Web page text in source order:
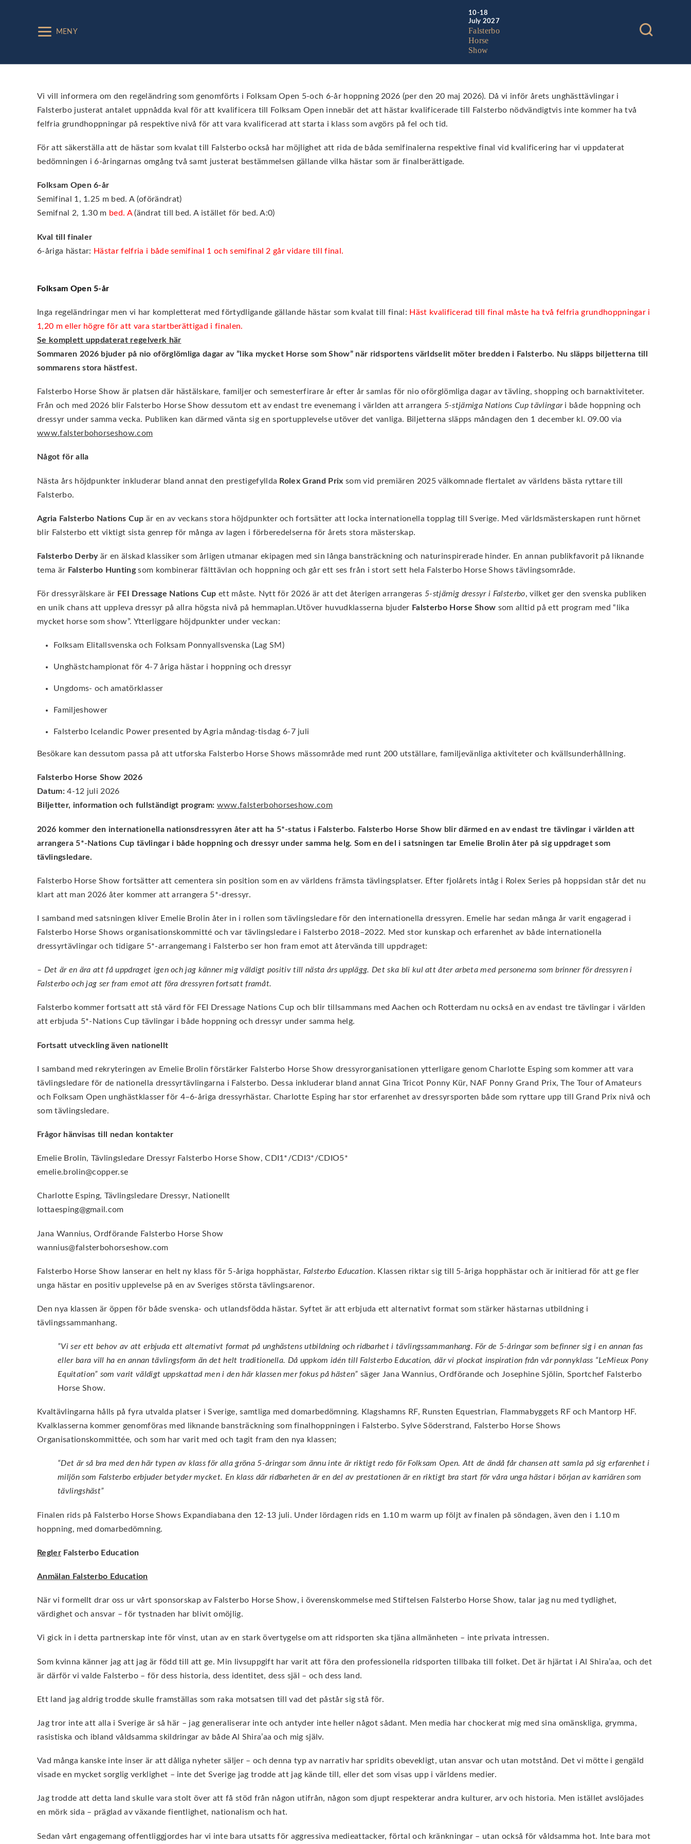
MENY
10-18
July 2027
Falsterbo
Horse
Show
Vi vill informera om den regeländring som genomförts i Folksam Open 5-och 6-år hoppning 2026 (per den 20 maj 2026). Då vi inför årets unghästtävlingar i
Falsterbo justerat antalet uppnådda kval för att kvalificera till Folksam Open innebär det att hästar kvalificerade till Falsterbo nödvändigtvis inte kommer ha två
felfria grundhoppningar på respektive nivå för att vara kvalificerad att starta i klass som avgörs på fel och tid.
För att säkerställa att de hästar som kvalat till Falsterbo också har möjlighet att rida de båda semifinalerna respektive final vid kvalificering har vi uppdaterat
bedömningen i 6-åringarnas omgång två samt justerat bestämmelsen gällande vilka hästar som är finalberättigade.
Folksam Open 6-år
Semifinal 1, 1.25 m bed. A (oförändrat)
Semifnal 2, 1.30 m bed. A(ändrat till bed. A istället för bed. A:0)
Kval till finaler
6-åriga hästar: Hästar felfria i både semifinal 1 och semifinal 2 går vidare till final.
Folksam Open 5-år
Inga regeländringar men vi har kompletterat med förtydligande gällande hästar som kvalat till final: Häst kvalificerad till final måste ha två felfria grundhoppningar i
1,20 m eller högre för att vara startberättigad i finalen.
Se komplett uppdaterat regelverk här
Sommaren 2026 bjuder på nio oförglömliga dagar av ”lika mycket Horse som Show” när ridsportens världselit möter bredden i Falsterbo. Nu släpps biljetterna till
sommarens stora hästfest.
Falsterbo Horse Show är platsen där hästälskare, familjer och semesterfirare år efter år samlas för nio oförglömliga dagar av tävling, shopping och barnaktiviteter.
Från och med 2026 blir Falsterbo Horse Show dessutom ett av endast tre evenemang i världen att arrangera 5-stjärniga Nations Cup tävlingari både hoppning och
dressyr under samma vecka. Publiken kan därmed vänta sig en sportupplevelse utöver det vanliga. Biljetterna släpps måndagen den 1 december kl. 09.00 via
www.falsterbohorseshow.com
Något för alla
Nästa års höjdpunkter inkluderar bland annat den prestigefyllda Rolex Grand Prix som vid premiären 2025 välkomnade flertalet av världens bästa ryttare till
Falsterbo.
Agria Falsterbo Nations Cup är en av veckans stora höjdpunkter och fortsätter att locka internationella topplag till Sverige. Med världsmästerskapen runt hörnet
blir Falsterbo ett viktigt sista genrep för många av lagen i förberedelserna för årets stora mästerskap.
Falsterbo Derbyär en älskad klassiker som årligen utmanar ekipagen med sin långa bansträckning och naturinspirerade hinder. En annan publikfavorit på liknande
tema är Falsterbo Huntingsom kombinerar fälttävlan och hoppning och går ett ses från i stort sett hela Falsterbo Horse Shows tävlingsområde.
För dressyrälskare är FEI Dressage Nations Cupett måste. Nytt för 2026 är att det återigen arrangeras 5-stjärnig dressyr i Falsterbo, vilket ger den svenska publiken
en unik chans att uppleva dressyr på allra högsta nivå på hemmaplan.Utöver huvudklasserna bjuder Falsterbo Horse Show som alltid på ett program med “lika
mycket horse som show”. Ytterliggare höjdpunkter under veckan:
Folksam Elitallsvenska och Folksam Ponnyallsvenska (Lag SM)
Unghästchampionat för 4-7 åriga hästar i hoppning och dressyr
Ungdoms- och amatörklasser
Familjeshower
Falsterbo Icelandic Power presented by Agria måndag-tisdag 6-7 juli
Besökare kan dessutom passa på att utforska Falsterbo Horse Shows mässområde med runt 200 utställare, familjevänliga aktiviteter och kvällsunderhållning.
Falsterbo Horse Show 2026
Datum:4-12 juli 2026
Biljetter, information och fullständigt program: www.falsterbohorseshow.com
2026 kommer den internationella nationsdressyren åter att ha 5*-status i Falsterbo. Falsterbo Horse Show blir därmed en av endast tre tävlingar i världen att
arrangera 5*-Nations Cup tävlingar i både hoppning och dressyr under samma helg. Som en del i satsningen tar Emelie Brolin åter på sig uppdraget som
tävlingsledare.
Falsterbo Horse Show fortsätter att cementera sin position som en av världens främsta tävlingsplatser. Efter fjolårets intåg i Rolex Series på hoppsidan står det nu
klart att man 2026 åter kommer att arrangera 5*-dressyr.
I samband med satsningen kliver Emelie Brolin åter in i rollen som tävlingsledare för den internationella dressyren. Emelie har sedan många år varit engagerad i
Falsterbo Horse Shows organisationskommitté och var tävlingsledare i Falsterbo 2018–2022. Med stor kunskap och erfarenhet av både internationella
dressyrtävlingar och tidigare 5*-arrangemang i Falsterbo ser hon fram emot att återvända till uppdraget:
– Det är en ära att få uppdraget igen och jag känner mig väldigt positiv till nästa års upplägg. Det ska bli kul att åter arbeta med personerna som brinner för dressyren i
Falsterbo och jag ser fram emot att föra dressyren fortsatt framåt.
Falsterbo kommer fortsatt att stå värd för FEI Dressage Nations Cup och blir tillsammans med Aachen och Rotterdam nu också en av endast tre tävlingar i världen
att erbjuda 5*-Nations Cup tävlingar i både hoppning och dressyr under samma helg.
Fortsatt utveckling även nationellt
I samband med rekryteringen av Emelie Brolin förstärker Falsterbo Horse Show dressyrorganisationen ytterligare genom Charlotte Esping som kommer att vara
tävlingsledare för de nationella dressyrtävlingarna i Falsterbo. Dessa inkluderar bland annat Gina Tricot Ponny Kür, NAF Ponny Grand Prix, The Tour of Amateurs
och Folksam Open unghästklasser för 4–6-åriga dressyrhästar. Charlotte Esping har stor erfarenhet av dressyrsporten både som ryttare upp till Grand Prix nivå och
som tävlingsledare.
Frågor hänvisas till nedan kontakter
Emelie Brolin, Tävlingsledare Dressyr Falsterbo Horse Show, CDI1*/CDI3*/CDIO5*
emelie.brolin@copper.se
Charlotte Esping, Tävlingsledare Dressyr, Nationellt
lottaesping@gmail.com
Jana Wannius, Ordförande Falsterbo Horse Show
wannius@falsterbohorseshow.com
Falsterbo Horse Show lanserar en helt ny klass för 5-åriga hopphästar, Falsterbo Education. Klassen riktar sig till 5-åriga hopphästar och är initierad för att ge fler
unga hästar en positiv upplevelse på en av Sveriges största tävlingsarenor.
Den nya klassen är öppen för både svenska- och utlandsfödda hästar. Syftet är att erbjuda ett alternativt format som stärker hästarnas utbildning i
tävlingssammanhang.
”Vi ser ett behov av att erbjuda ett alternativt format på unghästens utbildning och ridbarhet i tävlingssammanhang. För de 5-åringar som befinner sig i en annan fas
eller bara vill ha en annan tävlingsform än det helt traditionella. Då uppkom idén till Falsterbo Education, där vi plockat inspiration från vår ponnyklass “LeMieux Pony
Equitation” som varit väldigt uppskattad men i den här klassen mer fokus på hästen” säger Jana Wannius, Ordförande och Josephine Sjölin, Sportchef Falsterbo
Horse Show.
Kvaltävlingarna hålls på fyra utvalda platser i Sverige, samtliga med domarbedömning. Klagshamns RF, Runsten Equestrian, Flammabyggets RF och Mantorp HF.
Kvalklasserna kommer genomföras med liknande bansträckning som finalhoppningen i Falsterbo. Sylve Söderstrand, Falsterbo Horse Shows
Organisationskommittée, och som har varit med och tagit fram den nya klassen;
“Det är så bra med den här typen av klass för alla gröna 5-åringar som ännu inte är riktigt redo för Folksam Open. Att de ändå får chansen att samla på sig erfarenhet i
miljön som Falsterbo erbjuder betyder mycket. En klass där ridbarheten är en del av prestationen är en riktigt bra start för våra unga hästar i början av karriären som
tävlingshäst”
Finalen rids på Falsterbo Horse Shows Expandiabana den 12-13 juli. Under lördagen rids en 1.10 m warm up följt av finalen på söndagen, även den i 1.10 m
hoppning, med domarbedömning.
ReglerFalsterbo Education
Anmälan Falsterbo Education
När vi formellt drar oss ur vårt sponsorskap av Falsterbo Horse Show, i överenskommelse med Stiftelsen Falsterbo Horse Show, talar jag nu med tydlighet,
värdighet och ansvar – för tystnaden har blivit omöjlig.
Vi gick in i detta partnerskap inte för vinst, utan av en stark övertygelse om att ridsporten ska tjäna allmänheten – inte privata intressen.
Som kvinna känner jag att jag är född till att ge. Min livsuppgift har varit att föra den professionella ridsporten tillbaka till folket. Det är hjärtat i Al Shira’aa, och det
är därför vi valde Falsterbo – för dess historia, dess identitet, dess själ – och dess land.
Ett land jag aldrig trodde skulle framställas som raka motsatsen till vad det påstår sig stå för.
Jag tror inte att alla i Sverige är så här – jag generaliserar inte och antyder inte heller något sådant. Men media har chockerat mig med sina omänskliga, grymma,
rasistiska och ibland våldsamma skildringar av både Al Shira’aa och mig själv.
Vad många kanske inte inser är att dåliga nyheter säljer – och denna typ av narrativ har spridits obevekligt, utan ansvar och utan motstånd. Det vi mötte i gengäld
visade en mycket sorglig verklighet – inte det Sverige jag trodde att jag kände till, eller det som visas upp i världens medier.
Jag trodde att detta land skulle vara stolt över att få stöd från någon utifrån, någon som djupt respekterar andra kulturer, arv och historia. Men istället avslöjades
en mörk sida – präglad av växande fientlighet, nationalism och hat.
Sedan vårt engagemang offentliggjordes har vi inte bara utsatts för aggressiva medieattacker, förtal och kränkningar – utan också för våldsamma hot. Inte bara mot